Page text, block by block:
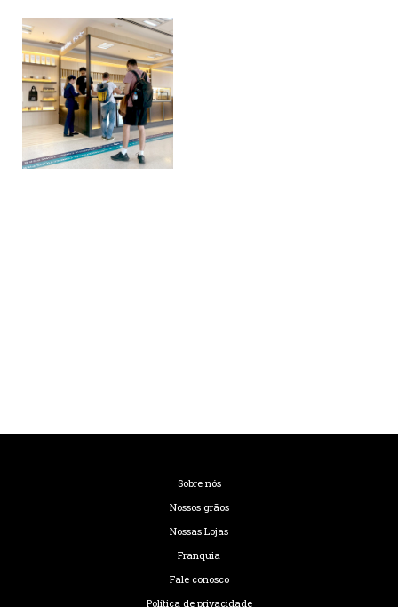
Sobre nós
Nossos grãos
Nossas Lojas
Franquia
Fale conosco
Política de privacidade